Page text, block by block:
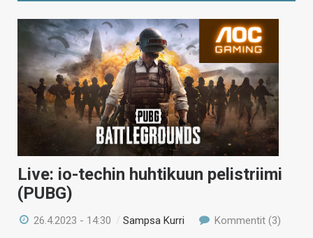
Live: io-techin huhtikuun pelistriimi
(PUBG)
26.4.2023 - 14:30 /Sampsa Kurri Kommentit (3)